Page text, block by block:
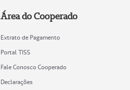
Área do Cooperado
Extrato de Pagamento
Portal TISS
Fale Conosco Cooperado
Declarações